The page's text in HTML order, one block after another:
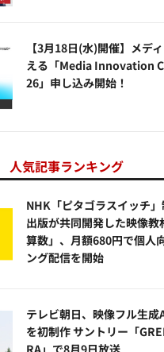
【3月18日(水)開催】メデ
える「Media Innovation
26」申し込み開始！
人気記事ランキング
NHK「ピタゴラスイッチ
出版が共同開発した映像教
算数」、月額680円で個人
ング配信を開始
テレビ朝日、映像フル生成
を初制作 サントリー「
RA」で8月9日放送